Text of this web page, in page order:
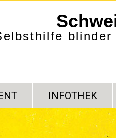
blinder
INFOTHEK